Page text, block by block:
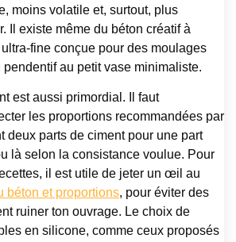
moins volatile et, surtout, plus
Il existe même du béton créatif à
fine conçue pour des moulages
au petit vase minimaliste.
est aussi primordial. Il faut
les proportions recommandées par
deux parts de ciment pour une part
là selon la consistance voulue. Pour
il est utile de jeter un œil au
béton et proportions, pour éviter des
ruiner ton ouvrage. Le choix de
en silicone, comme ceux proposés